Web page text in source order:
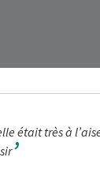
était très à